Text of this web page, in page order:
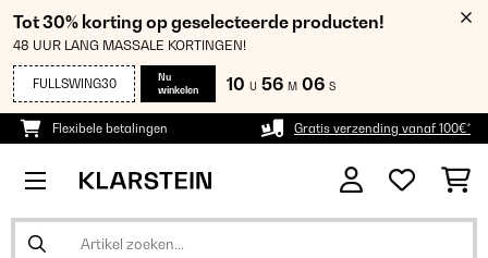
Tot 30% korting op geselecteerde producten!
48 UUR LANG MASSALE KORTINGEN!
FULLSWING30
Nu
winkelen
10 U 56 M 06 S
Flexibele betalingen Gratis verzending vanaf 100€*